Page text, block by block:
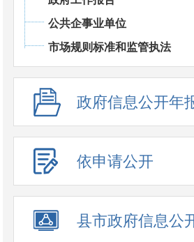
公共企事业单位
市场规则标准和监管执法
政府信息公开年
依申请公开
县市政府信息公